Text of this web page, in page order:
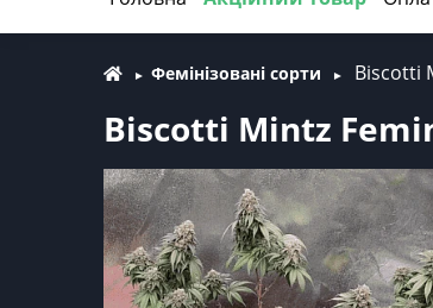
Фемінізовані сорти Biscotti
Biscotti Mintz